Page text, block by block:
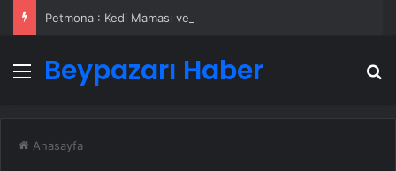
Menü
Beypazarı Haber
Anasayfa